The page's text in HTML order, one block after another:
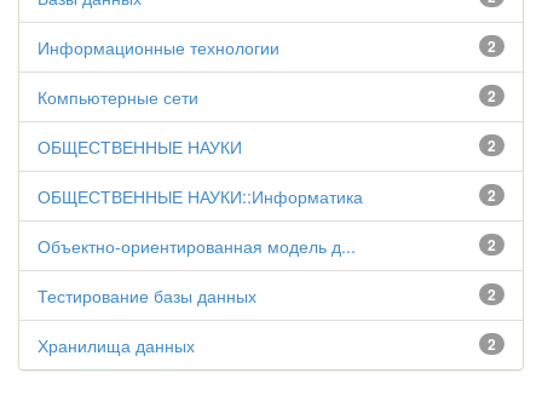
2
Информационные технологии
2
Компьютерные сети
2
ОБЩЕСТВЕННЫЕ НАУКИ
2
ОБЩЕСТВЕННЫЕ НАУКИ::Информатика
2
Объектно-ориентированная модель д...
2
Тестирование базы данных
2
Хранилища данных